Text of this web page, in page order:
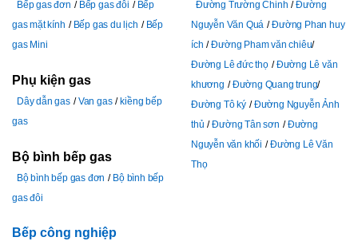
Bếp gas đơn Bếp gas đôi
Bếp
gas mặt kính
Bếp gas du lịch
Bếp
gas Mini
Phụ kiện gas
Dây dẫn gas Van gas
kiềng bếp
gas
Bộ bình bếp gas
Bộ bình bếp gas đơn
Bộ bình bếp
gas đôi
Bếp công nghiệp
Đường Trường Chinh
Đường
Nguyễn Văn Quá
Đường Phan huy
ích
Đường Pham văn chiêu
Đường Lê đức thọ
Đường Lê văn
khương
Đường Quang trung
Đường Tô ký
Đường Nguyễn Ảnh
thủ
Đường Tân sơn
Đường
Nguyễn văn khối
Đường Lê Văn
Thọ